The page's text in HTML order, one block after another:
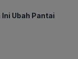
Ubah Pantai